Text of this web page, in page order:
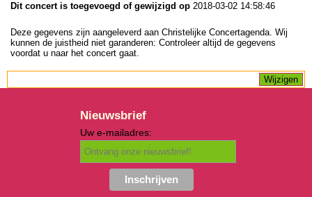
Dit concert is toegevoegd of gewijzigd op 2018-03-02 14:58:46
Deze gegevens zijn aangeleverd aan Christelijke Concertagenda. Wij
kunnen de juistheid niet garanderen: Controleer altijd de gegevens
voordat u naar het concert gaat.
Nieuwsbrief
Uw e-mailadres: